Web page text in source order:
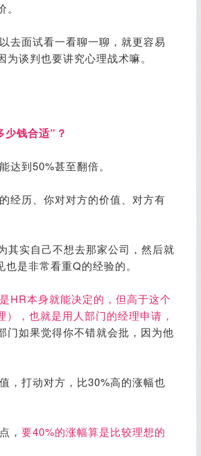
去面试看一看聊一聊，就更容易
谈判也要讲究心理战术嘛。
钱合适”？
达到50%甚至翻倍。
经历、你对对方的价值、对方有
其实自己不想去那家公司，然后就
是非常看重Q的经验的。
HR本身就能决定的，但高于这个
，也就是用人部门的经理申请，
门如果觉得你不错就会批，因为他
，打动对方，比30%高的涨幅也
， 要40%的涨幅算是比较理想的